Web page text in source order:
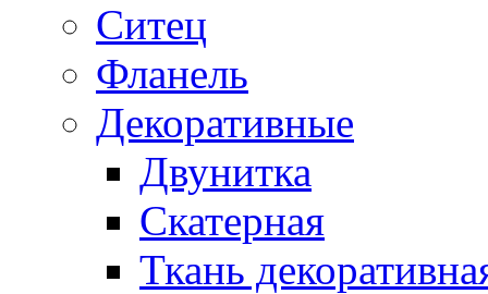
Ситец
Фланель
Декоративные
Двунитка
Скатерная
Ткань